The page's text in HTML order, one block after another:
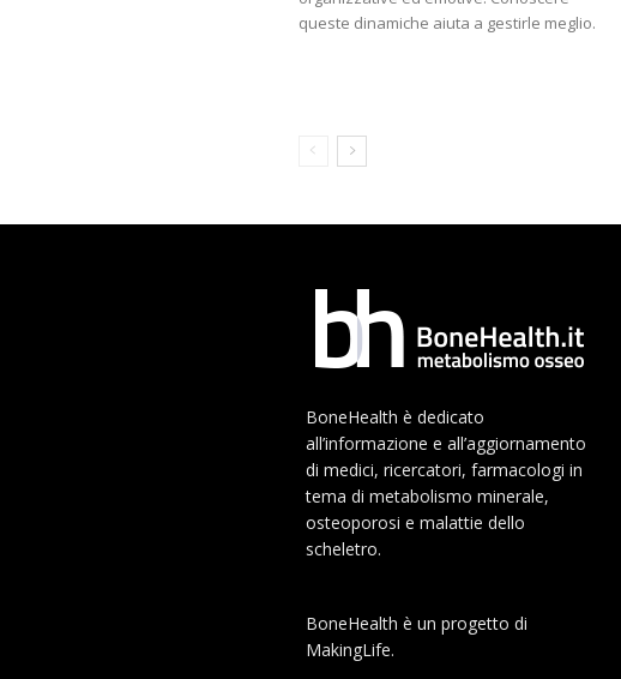
queste dinamiche aiuta a gestirle meglio.
BoneHealth è dedicato
all’informazione e all’aggiornamento
di medici, ricercatori, farmacologi in
tema di metabolismo minerale,
osteoporosi e malattie dello
scheletro.
BoneHealth è un progetto di
MakingLife.